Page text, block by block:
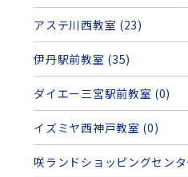
アステ川西教室 (23)
伊丹駅前教室 (35)
ダイエー三宮駅前教室 (0)
イズミヤ西神戸教室 (0)
咲ランドショッピングセン